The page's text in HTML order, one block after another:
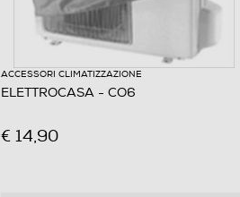
ACCESSORI CLIMATIZZAZIONE
ELETTROCASA - CO6
€ 14,90